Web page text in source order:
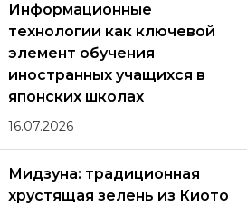
Информационные
технологии как ключевой
элемент обучения
иностранных учащихся в
японских школах
16.07.2026
Мидзуна: традиционная
хрустящая зелень из Киото